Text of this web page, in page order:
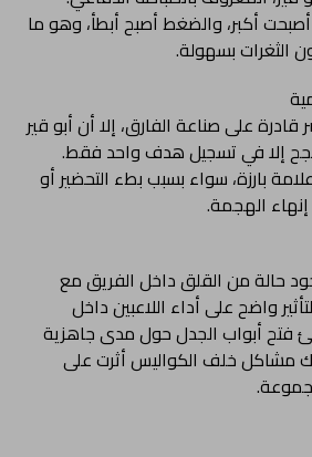
أكبر، والضغط أصبح أبطأ، وهو ما
الثغرات بسهولة.
قادرة على صناعة الفارق، إلا أن أبو قير
بارزة، سواء بسبب بطء التحضير أو
الهجمة.
حالة من القلق داخل الفريق مع
واضح على أداء اللاعبين داخل
فتح أبواب الجدل حول مدى جاهزية
مشاكل خلف الكواليس أثرت على